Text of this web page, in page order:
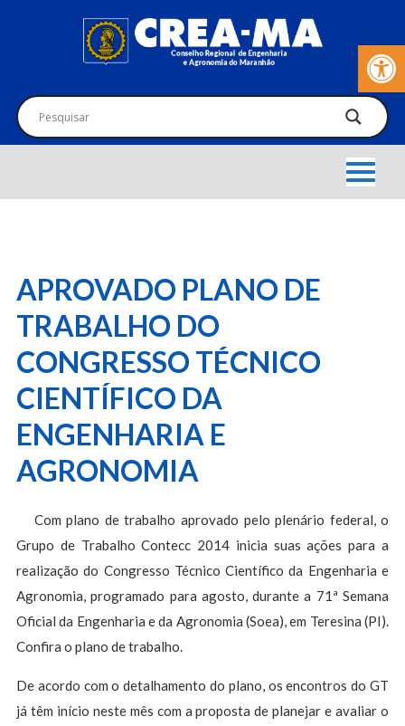
Barra de
APROVADO PLANO DE
TRABALHO DO
CONGRESSO TÉCNICO
CIENTÍFICO DA
ENGENHARIA E
AGRONOMIA
Com plano de trabalho aprovado pelo plenário federal, o
Grupo de Trabalho Contecc 2014 inicia suas ações para a
realização do Congresso Técnico Científico da Engenharia e
Agronomia, programado para agosto, durante a 71ª Semana
Oficial da Engenharia e da Agronomia (Soea), em Teresina (PI).
Confira o plano de trabalho.
De acordo com o detalhamento do plano, os encontros do GT
já têm início neste mês com a proposta de planejar e avaliar o